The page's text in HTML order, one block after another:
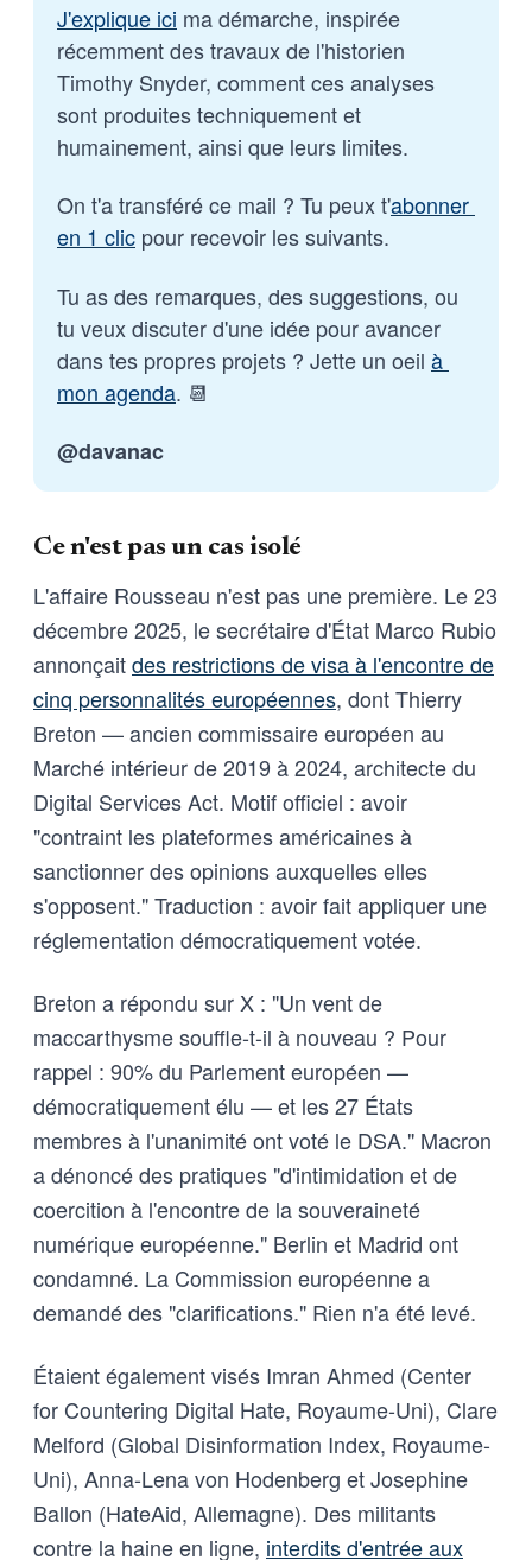
J'explique ici ma démarche, inspirée
récemment des travaux de l'historien
Timothy Snyder, comment ces analyses
sont produites techniquement et
humainement, ainsi que leurs limites.
On t'a transféré ce mail ? Tu peux t'abonner
en 1 clic pour recevoir les suivants.
Tu as des remarques, des suggestions, ou
tu veux discuter d'une idée pour avancer
dans tes propres projets ? Jette un oeil à
mon agenda. 📆
@davanac
Ce n'est pas un cas isolé
L'affaire Rousseau n'est pas une première. Le 23
décembre 2025, le secrétaire d'État Marco Rubio
annonçaitdes restrictions de visa à l'encontre de
cinq personnalités européennes, dont Thierry
Breton — ancien commissaire européen au
Marché intérieur de 2019 à 2024, architecte du
Digital Services Act. Motif officiel : avoir
"contraint les plateformes américaines à
sanctionner des opinions auxquelles elles
s'opposent." Traduction : avoir fait appliquer une
réglementation démocratiquement votée.
Breton a répondu sur X : "Un vent de
maccarthysme souffle-t-il à nouveau ? Pour
rappel : 90% du Parlement européen —
démocratiquement élu — et les 27 États
membres à l'unanimité ont voté le DSA." Macron
a dénoncé des pratiques "d'intimidation et de
coercition à l'encontre de la souveraineté
numérique européenne." Berlin et Madrid ont
condamné. La Commission européenne a
demandé des "clarifications." Rien n'a été levé.
Étaient également visés Imran Ahmed (Center
for Countering Digital Hate, Royaume-Uni), Clare
Melford (Global Disinformation Index, Royaume-
Uni), Anna-Lena von Hodenberg et Josephine
Ballon (HateAid, Allemagne). Des militants
contre la haine en ligne, interdits d'entrée aux